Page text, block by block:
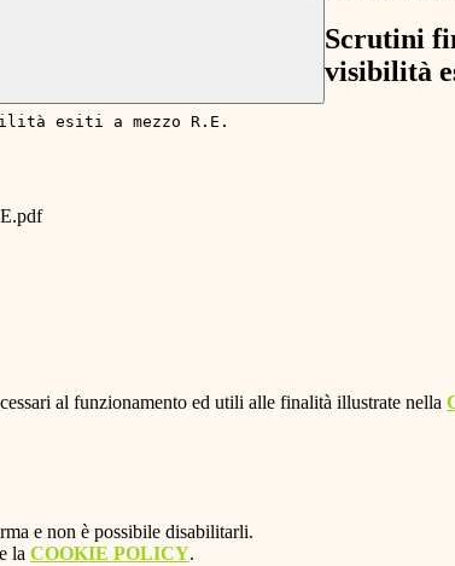
Scrutini
visibilità
esiti a mezzo R.E.
al funzionamento ed utili alle finalità illustrate nella
e non è possibile disabilitarli.
la COOKIE POLICY.